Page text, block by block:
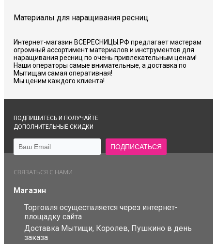
Материалы для наращивания ресниц.
Интернет-магазин ВСЕРЕСНИЦЫ.РФ предлагает мастерам
огромный ассортимент материалов и инструментов для
наращивания ресниц по очень привлекательным ценам!
Наши операторы самые внимательные, а доставка по
Мытищам самая оперативная!
Мы ценим каждого клиента!
ПОДПИШИТЕСЬ И ПОЛУЧАЙТЕ
ДОПОЛНИТЕЛЬНЫЕ СКИДКИ
СВЯЗАТЬСЯ С НАМИ
Магазин
Торговля осуществляется через интернет-
площадку сайта
Доставка Мытищи, Королев, Пушкино в день
заказа